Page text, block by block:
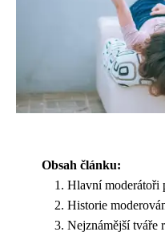
Obsah článku:
Hlavní moderátoři
Historie
Nejznámější tváře